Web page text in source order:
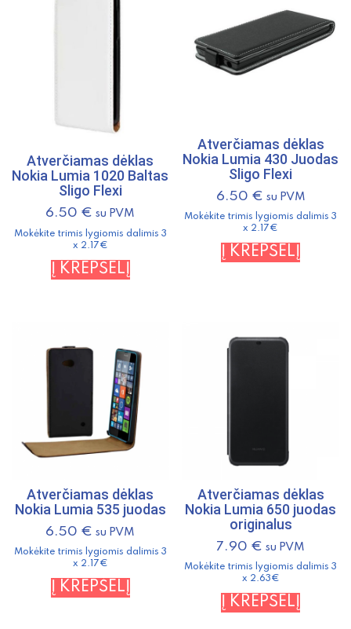
Atverčiamas dėklas
Nokia Lumia 1020 Baltas
Sligo Flexi
6.50 € su PVM
Mokėkite trimis lygiomis dalimis 3
x 2.17€
Į KREPŠELĮ
Atverčiamas dėklas
Nokia Lumia 430 Juodas
Sligo Flexi
6.50 € su PVM
Mokėkite trimis lygiomis dalimis 3
x 2.17€
Į KREPŠELĮ
Atverčiamas dėklas
Nokia Lumia 535 juodas
6.50 € su PVM
Mokėkite trimis lygiomis dalimis 3
x 2.17€
Į KREPŠELĮ
Atverčiamas dėklas
Nokia Lumia 650 juodas
originalus
7.90 € su PVM
Mokėkite trimis lygiomis dalimis 3
x 2.63€
Į KREPŠELĮ